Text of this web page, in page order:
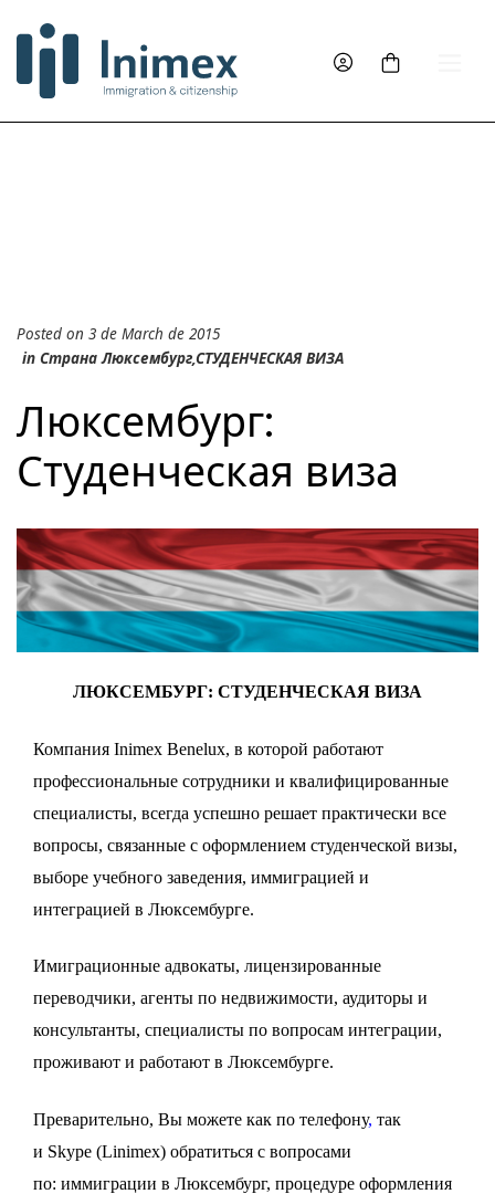
Posted on 3 de March de 2015
in Страна Люксембург,СТУДЕНЧЕСКАЯ ВИЗА
Люксембург:
Студенческая виза
ЛЮКСЕМБУРГ: СТУДЕНЧЕСКАЯ ВИЗА
Компания Inimex Benelux, в которой работают
профессиональные сотрудники и квалифицированные
специалисты, всегда успешно решает практически все
вопросы, связанные с оформлением студенческой визы,
выборе учебного заведения, иммиграцией и
интеграцией в Люксембурге.
Имиграционные адвокаты, лицензированные
переводчики, агенты по недвижимости, аудиторы и
консультанты, специалисты по вопросам интеграции,
проживают и работают в Люксембурге.
Преварительно, Вы можете как по телефону, так
и Skype (Linimex) обратиться с вопросами
по: иммиграции в Люксембург, процедуре оформления